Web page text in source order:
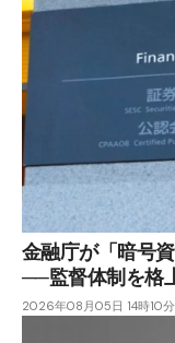
金融庁が「暗号
──監督体制を格
2026年08月05日 14時10分